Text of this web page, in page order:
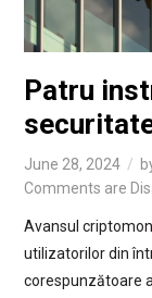
Patru
June 28, 2024
Comments are
Avansul
utilizatorilor din
corespunzătoare